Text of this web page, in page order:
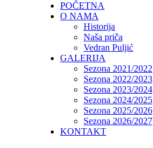
POČETNA
O NAMA
Historija
Naša priča
Vedran Puljić
GALERIJA
Sezona 2021/2022
Sezona 2022/2023
Sezona 2023/2024
Sezona 2024/2025
Sezona 2025/2026
Sezona 2026/2027
KONTAKT